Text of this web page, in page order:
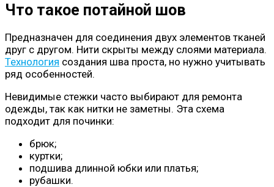
Что такое потайной шов
Предназначен для соединения двух элементов тканей
друг с другом. Нити скрыты между слоями материала.
Технология создания шва проста, но нужно учитывать
ряд особенностей.
Невидимые стежки часто выбирают для ремонта
одежды, так как нитки не заметны. Эта схема
подходит для починки:
брюк;
куртки;
подшива длинной юбки или платья;
рубашки.